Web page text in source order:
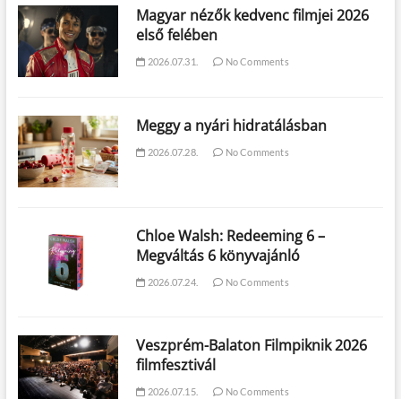
Magyar nézők kedvenc filmjei 2026
első felében
2026.07.31. No Comments
Meggy a nyári hidratálásban
2026.07.28. No Comments
Chloe Walsh: Redeeming 6 –
Megváltás 6 könyvajánló
2026.07.24. No Comments
Veszprém-Balaton Filmpiknik 2026
filmfesztivál
2026.07.15. No Comments